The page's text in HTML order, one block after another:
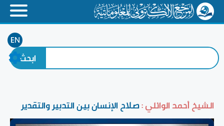
EN
الشيخ أحمد الوائلي :صلاح الإنسان بين التدبير والتقدير